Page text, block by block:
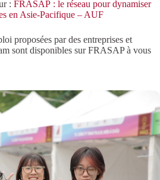
: FRASAP : le réseau pour dynamiser
en Asie-Pacifique – AUF
proposées par des entreprises et
sont disponibles sur FRASAP à vous